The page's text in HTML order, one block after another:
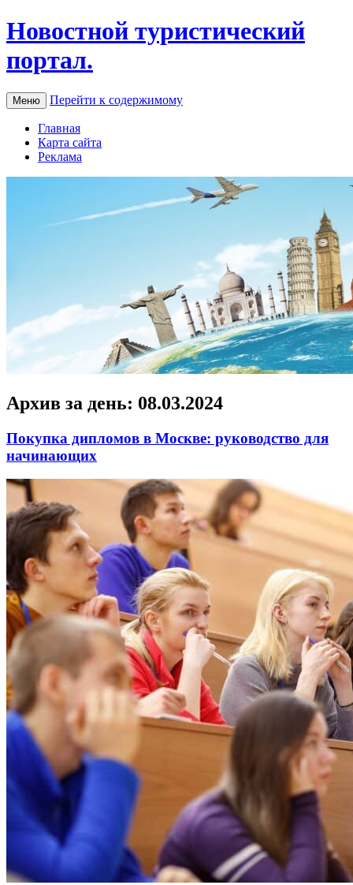
Новостной туристический
портал.
Меню Перейти к содержимому
Главная
Карта сайта
Реклама
Архив за день: 08.03.2024
Покупка дипломов в Москве: руководство для
начинающих